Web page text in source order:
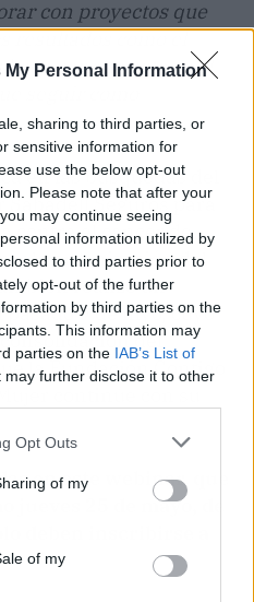
My Personal Information
sharing to third parties, or
sensitive information for
use the below opt-out
Please note that after your
may continue seeing
information utilized by
to third parties prior to
opt-out of the further
by third parties on the
This information may
parties on the IAB’s List of
may further disclose it to other
Opt Outs
of my
of my
con proyectos que
resultados como el
ver que este es el
en las búsquedas del
Seguros para
contra el cáncer de
la organización del
realizó un
pasado 9 de myo, cuyo
del
la Fundación Contigo
en este webinar, que
jueves 25 de mayo, de
deben inscribirse a